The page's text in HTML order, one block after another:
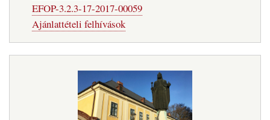
EFOP-3.2.3-17-2017-00059
Ajánlattételi felhívások